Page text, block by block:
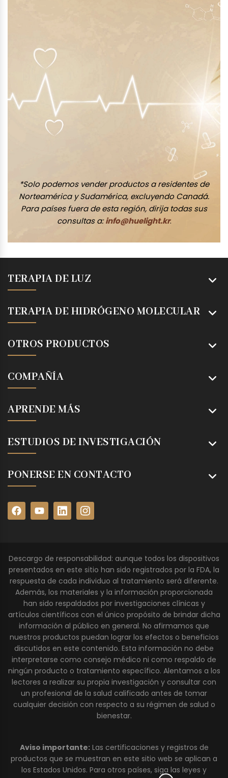
*Solo podemos vender productos a residentes de
Norteamérica y Sudamérica, excluyendo Canadá.
Para países fuera de esta región, dirija todas sus
consultas a:info@huelight.kr.
TERAPIA DE LUZ
TERAPIA DE HIDRÓGENO MOLECULAR
OTROS PRODUCTOS
COMPAÑÍA
APRENDE MÁS
ESTUDIOS DE INVESTIGACIÓN
PONERSE EN CONTACTO
Descargo de responsabilidad: aunque todos los dispositivos
presentados en este sitio han sido registrados por la FDA, la
respuesta de cada individuo al tratamiento será diferente.
Además, los materiales y la información proporcionada
han sido respaldados por investigaciones clínicas y
artículos científicos con el único propósito de brindar dicha
información al público en general. No afirmamos que
nuestros productos puedan lograr los efectos o beneficios
discutidos en este contenido. Esta información no debe
interpretarse como consejo médico ni como respaldo de
ningún producto o tratamiento específico. Alentamos a los
lectores a realizar su propia investigación y consultar con
un profesional de la salud calificado antes de tomar
cualquier decisión con respecto a su régimen de salud o
bienestar.
Aviso importante:Las certificaciones y registros de
productos que se muestran en este sitio web se aplican a
los Estados Unidos. Para otros países, siga las leyes y